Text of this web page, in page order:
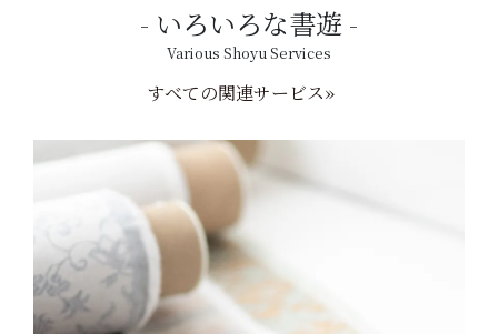
いろいろな書遊
Various Shoyu Services
すべての関連サービス»